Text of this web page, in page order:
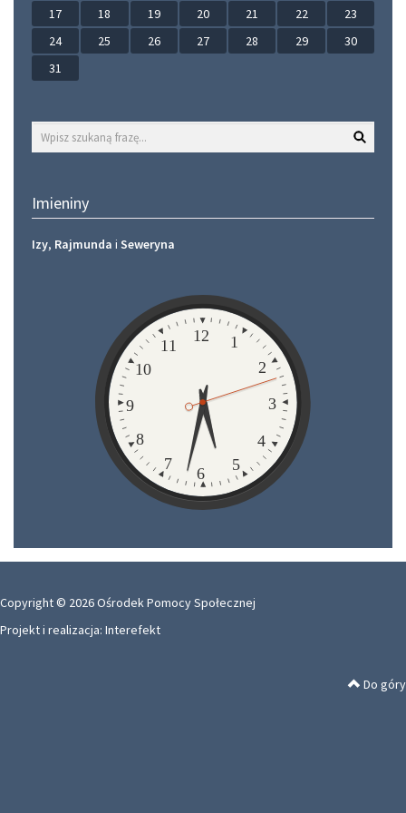
17
18 19 20 21 22
23
24
25 26 27 28 29
30
31
Wyszukaj
Imieniny
Izy, Rajmunda i Seweryna
1
2
3
4
5
6
7
8
9
10
11
12
Copyright © 2026 Ośrodek Pomocy Społecznej
Projekt i realizacja: Interefekt
Do góry